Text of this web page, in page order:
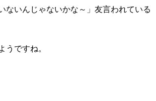
ないんじゃないかな～」友言われている
うですね。